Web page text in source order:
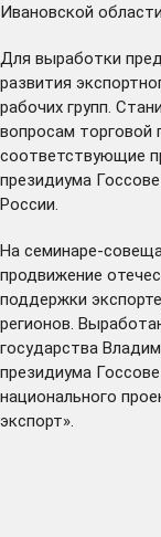
Ивановской
Для выработки
развития
рабочих групп.
вопросам торговой
соответствующие
президиума
России.
На семинаре-
продвижение
поддержки
регионов.
государства
президиума
национального
экспорт».